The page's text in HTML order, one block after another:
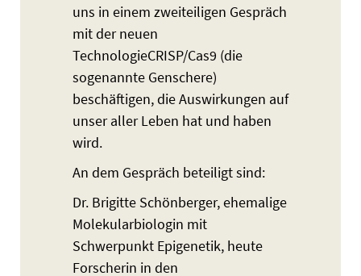
uns in einem zweiteiligen Gespräch
mit der neuen
TechnologieCRISP/Cas9 (die
sogenannte Genschere)
beschäftigen, die Auswirkungen auf
unser aller Leben hat und haben
wird.
An dem Gespräch beteiligt sind:
Dr. Brigitte Schönberger, ehemalige
Molekularbiologin mit
Schwerpunkt Epigenetik, heute
Forscherin in den